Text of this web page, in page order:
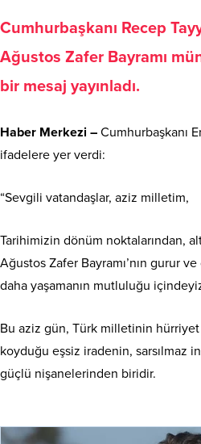
Cumhurbaşkanı Recep
Ağustos Zafer Bayramı
bir mesaj yayınladı.
Haber Merkezi – Cumhurbaşkanı
ifadelere yer verdi:
“Sevgili vatandaşlar, aziz milletim,
Tarihimizin dönüm noktalarından,
Ağustos Zafer Bayramı’nın gurur
daha yaşamanın mutluluğu
Bu aziz gün, Türk milletinin
koyduğu eşsiz iradenin, sarsılmaz
güçlü nişanelerinden biridir.